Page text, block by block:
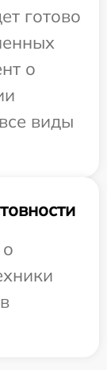
готово
о
виды